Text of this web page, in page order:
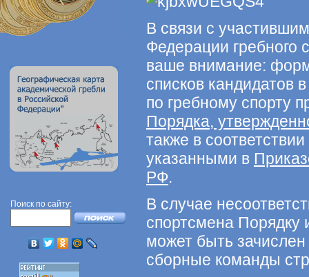
Поиск по сайту:
В связи с
Федерации гребного
ваше внимание:
списков кандидатов
по гребному спорту
Порядка,
также в
указанными в
РФ.
В случае
спортсмена Порядку
может быть зачислен
сборные команды